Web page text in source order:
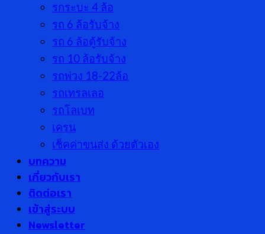
รกระบะ 4 ล้อ
รถ 6 ล้อรับจ้าง
รถ 6 ล้อตู้รับจ้าง
รถ 10 ล้อรับจ้าง
รถพ่วง 18-22ล้อ
รถเทรลเลอ
รถโลเบท
เครน
เช็คค่าขนส่ง ด้วยตัวเอง
บทความ
เกี่ยวกับเรา
ติดต่อเรา
เข้าสู่ระบบ
Newsletter